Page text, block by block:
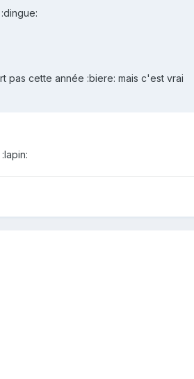
pas cette année :biere: mais c'est vrai